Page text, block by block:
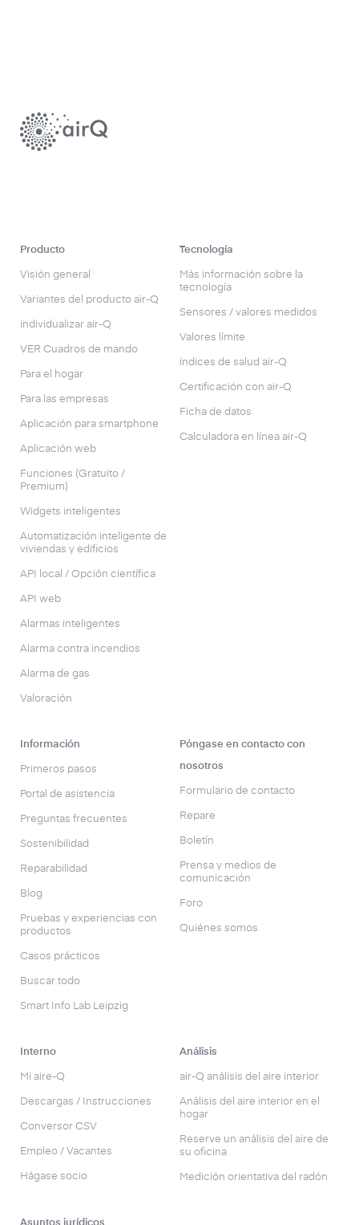
Producto
Visión general
Variantes del producto air-Q
individualizar air-Q
VER Cuadros de mando
Para el hogar
Para las empresas
Aplicación para smartphone
Aplicación web
Funciones (Gratuito /
Premium)
Widgets inteligentes
Automatización inteligente de
viviendas y edificios
API local / Opción científica
API web
Alarmas inteligentes
Alarma contra incendios
Alarma de gas
Valoración
Tecnología
Más información sobre la
tecnología
Sensores / valores medidos
Valores límite
índices de salud air-Q
Certificación con air-Q
Ficha de datos
Calculadora en línea air-Q
Información
Primeros pasos
Portal de asistencia
Preguntas frecuentes
Sostenibilidad
Reparabilidad
Blog
Pruebas y experiencias con
productos
Casos prácticos
Buscar todo
Smart Info Lab Leipzig
Póngase en contacto con
nosotros
Formulario de contacto
Repare
Boletín
Prensa y medios de
comunicación
Foro
Quiénes somos
Interno
Mi aire-Q
Descargas / Instrucciones
Conversor CSV
Empleo / Vacantes
Hágase socio
Análisis
air-Q análisis del aire interior
Análisis del aire interior en el
hogar
Reserve un análisis del aire de
su oficina
Medición orientativa del radón
Asuntos jurídicos